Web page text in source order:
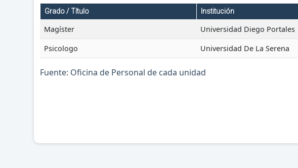
Grado / Título Institución
Magíster Universidad Diego Portales
Psicologo
Universidad De La Serena
Fuente: Oficina de Personal de cada unidad